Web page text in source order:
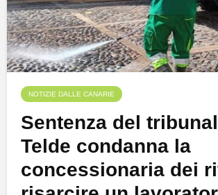
NOTIZIE DALLE CANARIE
Sentenza del
Telde condanna la
concessionaria dei